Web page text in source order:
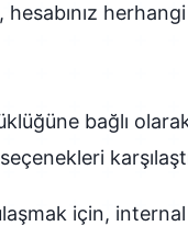
bağlı
için, internal